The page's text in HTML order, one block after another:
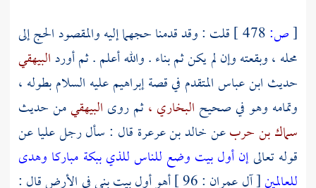
[ص:
قلت : وقد قدمنا حجهما إليه والمقصود الحج إلى
محله ، وبقعته وإن لم يكن ثم بناء . والله أعلم . ثم أوردالبيهقي
حديث ابن عباسالمتقدم في قصةإبراهيمعليه السلام بطوله ،
وتمامه وهو في صحيح البخاري ،ثم روى البيهقيمن حديث
سماك بن حربعنخالد بن عرعرة قال : سأل رجلعلياعن
قوله تعالىإن أول بيت وضع للناس للذي ببكة مباركا وهدى
للعالمين
[ آل عمران : 96 ] أهو أول بيت بني في الأرض قال :